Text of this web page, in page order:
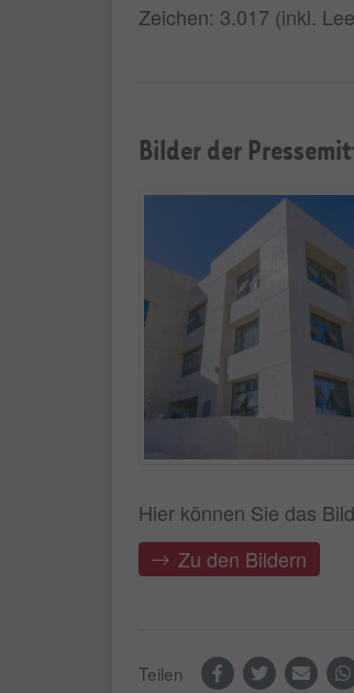
Zeichen: 3.017 (inkl.
Bilder der
Hier können Sie das
Zu den Bildern
Teilen